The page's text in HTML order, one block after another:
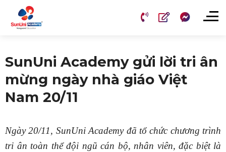
SunUni Academy gửi lời tri ân
mừng ngày nhà giáo Việt
Nam 20/11
Ngày 20/11, SunUni Academy đã tổ chức chương trình
tri ân toàn thể đội ngũ cán bộ, nhân viên, đặc biệt là